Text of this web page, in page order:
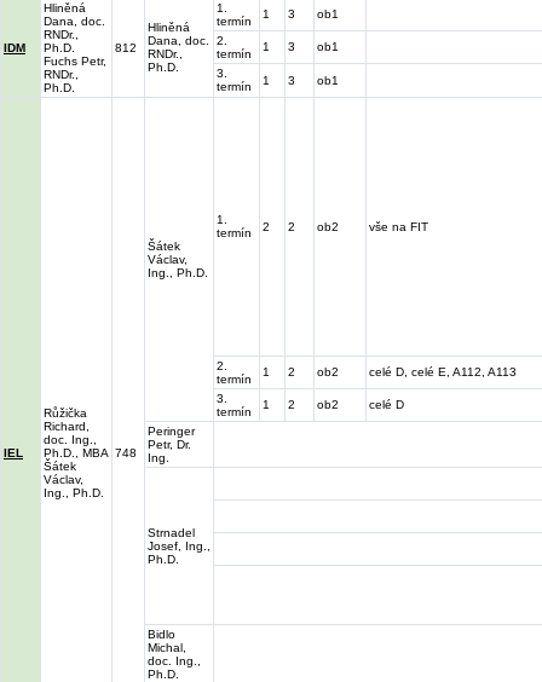
IDM
Hliněná
Dana, doc.
RNDr.,
Ph.D.
Fuchs Petr,
RNDr.,
Ph.D.
812
Hliněná
Dana, doc.
RNDr.,
Ph.D.
1.
termín
1 3
ob1
2.
termín
1 3
ob1
3.
termín
1 3 ob1
IEL
Růžička
Richard,
doc. Ing.,
Ph.D., MBA
Šátek
Václav,
Ing., Ph.D.
748
Šátek
Václav,
Ing., Ph.D.
1.
termín
2 2 ob2 vše na FIT
2.
termín
1 2 ob2
celé D, celé E, A112, A113
3.
termín
1 2 ob2
celé D
Peringer
Petr, Dr.
Ing.
Strnadel
Josef, Ing.,
Ph.D.
Bidlo
Michal,
doc. Ing.,
Ph.D.